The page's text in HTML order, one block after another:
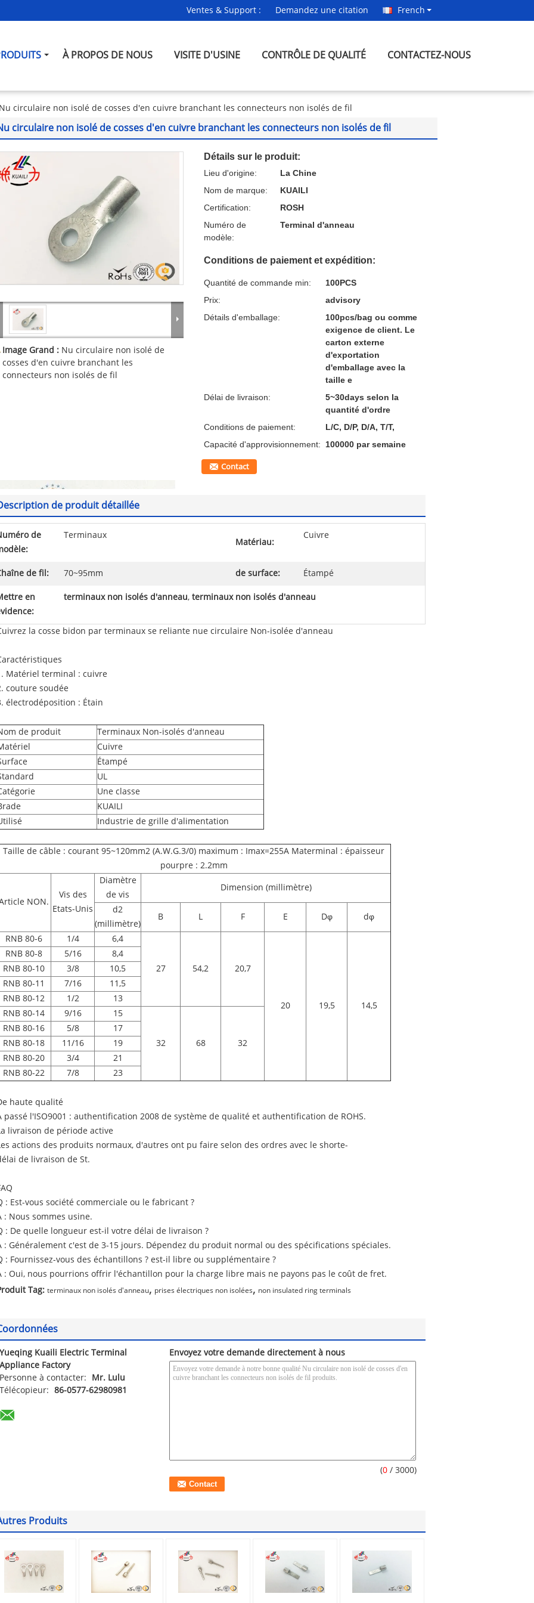
Ventes & Support : Demandez une citation French
À PROPOS DE NOUS VISITE D'USINE CONTRÔLE DE QUALITÉ CONTACTEZ-NOUS
circulaire non isolé de cosses d'en cuivre branchant les connecteurs non isolés de fil
circulaire non isolé de cosses d'en cuivre branchant les connecteurs non isolés de fil
Image Grand : Nu circulaire non isolé de
cosses d'en cuivre branchant les
connecteurs non isolés de fil
Détails sur le produit:
Lieu d'origine:
La Chine
Nom de marque:
KUAILI
Certification:
ROSH
Numéro de
modèle:
Terminal d'anneau
Conditions de paiement et expédition:
Quantité de commande min:
100PCS
Prix:
advisory
Détails d'emballage:
100pcs/bag ou comme
exigence de client. Le
carton externe
d'exportation
d'emballage avec la
taille e
Délai de livraison:
5~30days selon la
quantité d'ordre
Conditions de paiement:
L/C, D/P, D/A, T/T,
Capacité d'approvisionnement:
100000 par semaine
Contact
de produit détaillée
de
Terminaux
Matériau:
Cuivre
de fil: 70~95mm de surface: Étampé
en
terminaux non isolés d'anneau, terminaux non isolés d'anneau
la cosse bidon par terminaux se reliante nue circulaire Non-isolée d'anneau
Matériel terminal : cuivre
couture soudée
électrodéposition : Étain
de produit
Terminaux Non-isolés d'anneau
Cuivre
Étampé
UL
Une classe
KUAILI
Industrie de grille d'alimentation
Taille de câble : courant 95~120mm2 (A.W.G.3/0) maximum : Imax=255A Materminal : épaisseur
pourpre : 2.2mm
NON.
Vis des
Etats-Unis
Diamètre
de vis
Dimension (millimètre)
d2
(millimètre)
B L F E Dφ dφ
RNB 80-6 1/4 6,4
27 54,2 20,7
20 19,5 14,5
RNB 80-8 5/16
8,4
RNB 80-10
3/8
10,5
RNB 80-11
7/16
11,5
RNB 80-12
1/2
13
RNB 80-14
9/16 15
32 68 32
RNB 80-16 5/8
17
RNB 80-18
11/16
19
RNB 80-20
3/4
21
RNB 80-22
7/8 23
haute qualité
passé l'ISO9001 : authentification 2008 de système de qualité et authentification de ROHS.
livraison de période active
actions des produits normaux, d'autres ont pu faire selon des ordres avec le shorte-
de livraison de St.
: Est-vous société commerciale ou le fabricant ?
: Nous sommes usine.
: De quelle longueur est-il votre délai de livraison ?
: Généralement c'est de 3-15 jours. Dépendez du produit normal ou des spécifications spéciales.
: Fournissez-vous des échantillons ? est-il libre ou supplémentaire ?
: Oui, nous pourrions offrir l'échantillon pour la charge libre mais ne payons pas le coût de fret.
Tag: terminaux non isolés d'anneau, prises électriques non isolées, non insulated ring terminals
Yueqing Kuaili Electric Terminal
Appliance Factory
Personne à contacter:
Mr. Lulu
Télécopieur: 86-0577-62980981
Envoyez votre demande directement à nous
(0 / 3000)
Produits